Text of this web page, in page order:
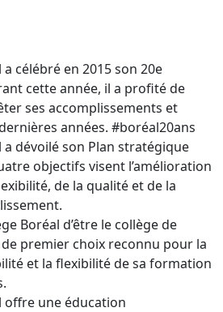
a célébré en 2015 son 20e
cette année, il a profité de
ses accomplissements et
années. #boréal20ans
a dévoilé son Plan stratégique
objectifs visent l’amélioration
de la qualité et de la
Boréal d’être le collège de
premier choix reconnu pour la
et la flexibilité de sa formation
offre une éducation